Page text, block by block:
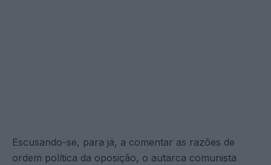
Escusando-se, para já, a comentar as razões de
ordem política da oposição, o autarca comunista